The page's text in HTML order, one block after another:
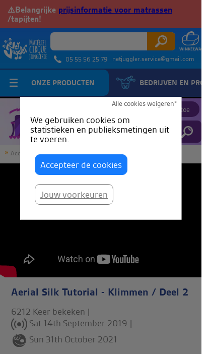
Alle cookies weigeren*
We gebruiken cookies om
statistieken en publieksmetingen uit
te voeren.
Accepteer de cookies
Jouw voorkeuren
⚠️Belangrijke prijsinformatie voor matrassen
/tapijten!
05 55 56 25 79 netjuggler.service@gmail.com
ONZE PRODUCTEN BEDRIJVEN EN
JuggleTube Voeg een video toe
Accueil JuggleTube Aerial Silk Tutorial - Klimmen / Deel 2
Aerial Silk Tutorial - Klimmen / Deel 2
6212 Keer bekeken |
Sat 14th September 2019 |
Sun 31th October 2021